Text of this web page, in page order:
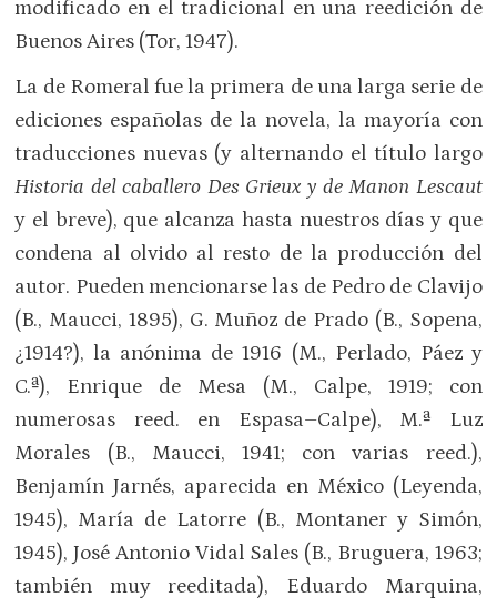
modificado en el tradicional en una reedición de
Buenos Aires (Tor, 1947).
La de Romeral fue la primera de una larga serie de
ediciones españolas de la novela, la mayoría con
traducciones nuevas (y alternando el título largo
Historia del caballero Des Grieux y de Manon Lescaut
y el breve), que alcanza hasta nuestros días y que
condena al olvido al resto de la producción del
autor. Pueden mencionarse las de Pedro de Clavijo
(B., Maucci, 1895), G. Muñoz de Prado (B., Sopena,
¿1914?), la anónima de 1916 (M., Perlado, Páez y
C.ª), Enrique de Mesa (M., Calpe, 1919; con
numerosas reed. en Espasa–Calpe), M.ª Luz
Morales (B., Maucci, 1941; con varias reed.),
Benjamín Jarnés, aparecida en México (Leyenda,
1945), María de Latorre (B., Montaner y Simón,
1945), José Antonio Vidal Sales (B., Bruguera, 1963;
también muy reeditada), Eduardo Marquina,